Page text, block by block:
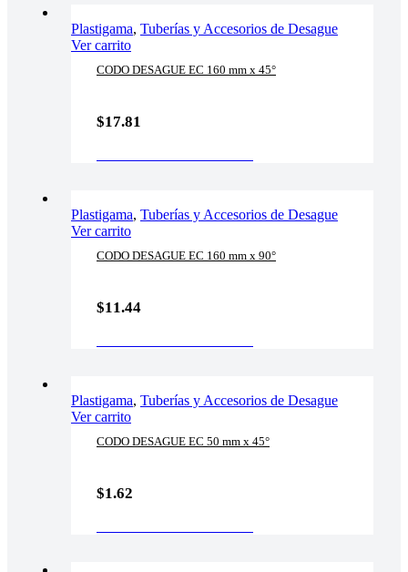
Plastigama, Tuberías y Accesorios de Desague
Ver carrito
CODO DESAGUE EC 160 mm x 45°
$17.81
Plastigama, Tuberías y Accesorios de Desague
Ver carrito
CODO DESAGUE EC 160 mm x 90°
$11.44
Plastigama, Tuberías y Accesorios de Desague
Ver carrito
CODO DESAGUE EC 50 mm x 45°
$1.62